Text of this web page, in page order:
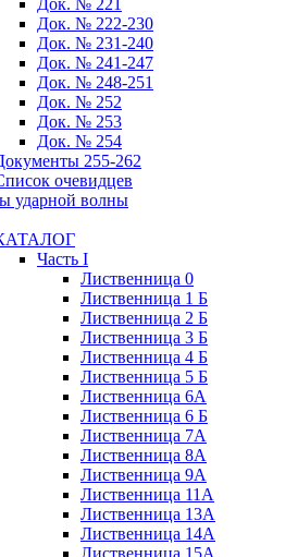
Док. № 221
Док. № 222-230
Док. № 231-240
Док. № 241-247
Док. № 248-251
Док. № 252
Док. № 253
Док. № 254
255-262
очевидцев
ударной волны
Часть I
Лиственница 0
Лиственница 1 Б
Лиственница 2 Б
Лиственница 3 Б
Лиственница 4 Б
Лиственница 5 Б
Лиственница 6А
Лиственница 6 Б
Лиственница 7А
Лиственница 8А
Лиственница 9А
Лиственница 11А
Лиственница 13А
Лиственница 14А
Лиственница 15А